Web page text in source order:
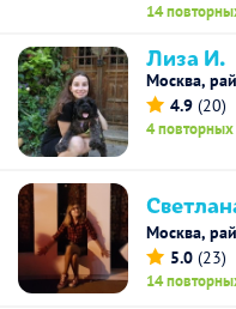
14
Лиза И.
Москва,
4.9 (20)
4 повторных
Москва,
5.0 (23)
14